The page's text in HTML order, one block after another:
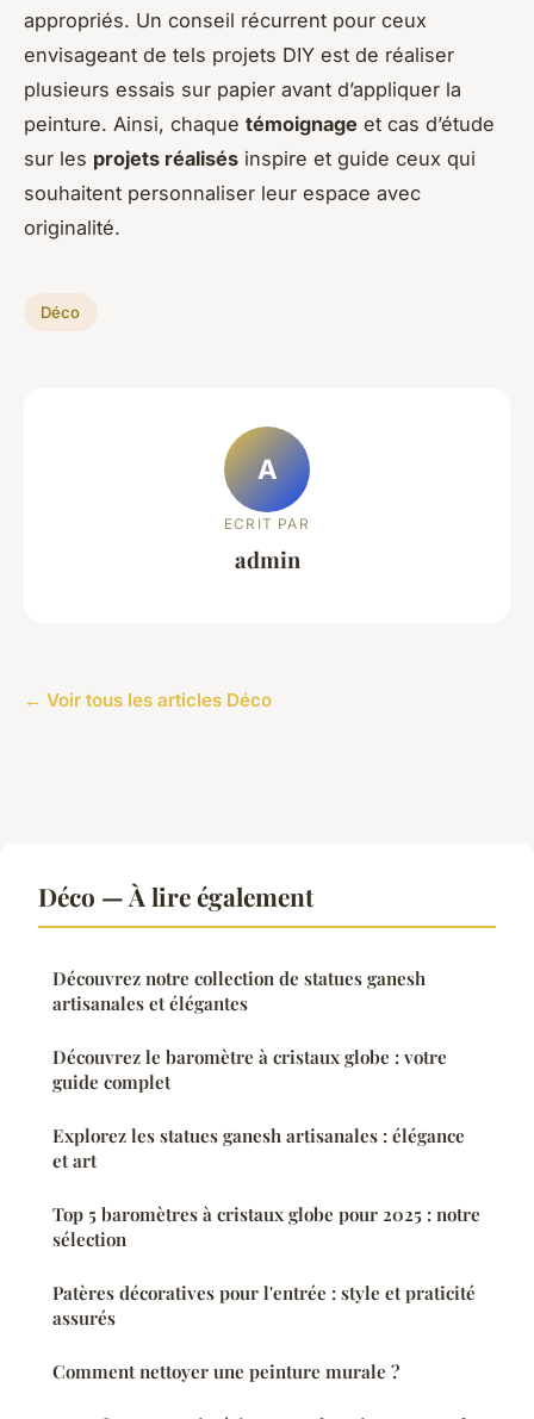
appropriés. Un conseil récurrent pour ceux
envisageant de tels projets DIY est de réaliser
plusieurs essais sur papier avant d’appliquer la
peinture. Ainsi, chaque témoignage et cas d’étude
sur les projets réalisés inspire et guide ceux qui
souhaitent personnaliser leur espace avec
originalité.
Déco
A
ECRIT PAR
admin
← Voir tous les articles Déco
Déco — À lire également
Découvrez notre collection de statues ganesh
artisanales et élégantes
Découvrez le baromètre à cristaux globe : votre
guide complet
Explorez les statues ganesh artisanales : élégance
et art
Top 5 baromètres à cristaux globe pour 2025 : notre
sélection
Patères décoratives pour l'entrée : style et praticité
assurés
Comment nettoyer une peinture murale ?